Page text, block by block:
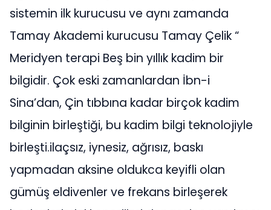
sistemin ilk kurucusu ve aynı zamanda
Tamay Akademi kurucusu Tamay Çelik “
Meridyen terapi Beş bin yıllık kadim bir
bilgidir. Çok eski zamanlardan İbn-i
Sina’dan, Çin tıbbına kadar birçok kadim
bilginin birleştiği, bu kadim bilgi teknolojiyle
birleşti.ilaçsız, iynesiz, ağrısız, baskı
yapmadan aksine oldukca keyifli olan
gümüş eldivenler ve frekans birleşerek